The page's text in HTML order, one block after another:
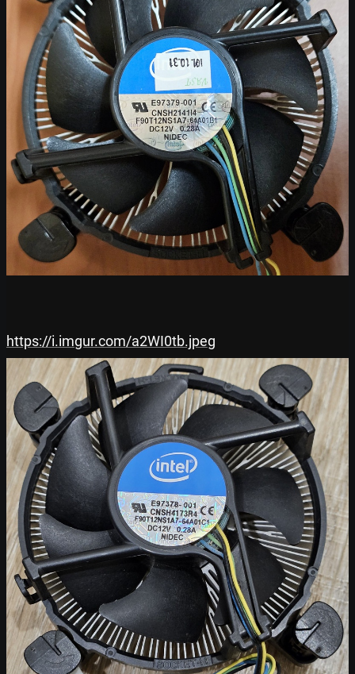
https://i.imgur.com/a2WI0tb.jpeg